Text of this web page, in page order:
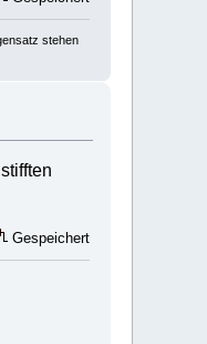
stehen
Gespeichert